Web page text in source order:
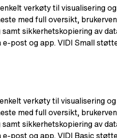
verkøty til visualisering
med full oversikt,
sikkerhetskopiering av
post og app. VIDI Small
verkøty til visualisering
med full oversikt,
sikkerhetskopiering av
post og app. VIDI Basic